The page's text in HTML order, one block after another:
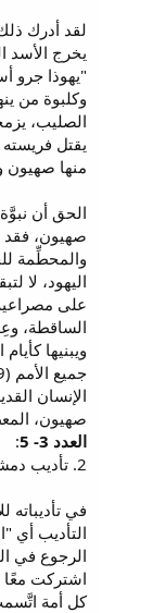
لقد أدرك
يخرج الأسد
"يهوذا جرو
الصليب،
يقتل فريسته
منها صهيون
الحق أن
صهيون، فقد
والمحطِّمة
اليهود، لا
على
الساقطة،
ويبنيها
الإنسان
صهيون،
العدد 3- 5
:
2. تأديب دمشق :
في تأديباته
التأديب أي
الرجوع في
اشتركت معًا
كل أمة